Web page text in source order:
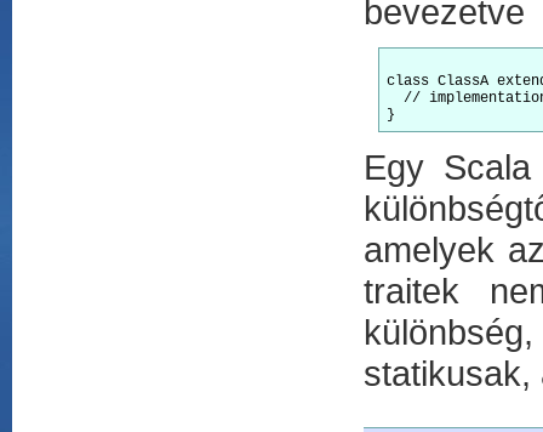
bevezetve
class ClassA
//
Egy
amelyek
traitek
statikusak,